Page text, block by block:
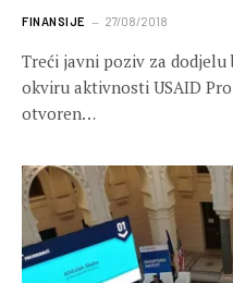
FINANSIJE 27/08/2018
Treći javni poziv za
okviru aktivnosti USAID
otvoren…